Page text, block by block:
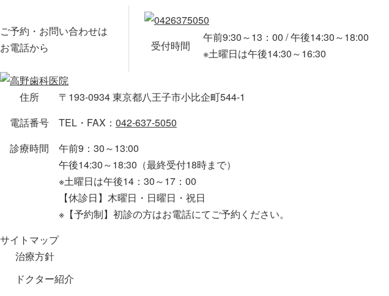
ご予約・お問い合わせは
お電話から
受付時間
午前9:30～13：00 / 午後14:30～18:00
※土曜日は午後14:30～16:30
住所
〒193-0934 東京都八王子市小比企町544-1
電話番号
TEL・FAX： 042-637-5050
診療時間
午前9：30～13:00
午後14:30～18:30（最終受付18時まで）
※土曜日は午後14：30～17：00
【休診日】木曜日・日曜日・祝日
※【予約制】初診の方はお電話にてご予約ください。
サイトマップ
治療方針
ドクター紹介